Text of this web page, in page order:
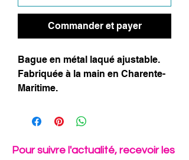
Commander et payer
Bague en métal laqué ajustable.
Fabriquée à la main en Charente-
Maritime.
Pour suivre l'actualité, recevoir les